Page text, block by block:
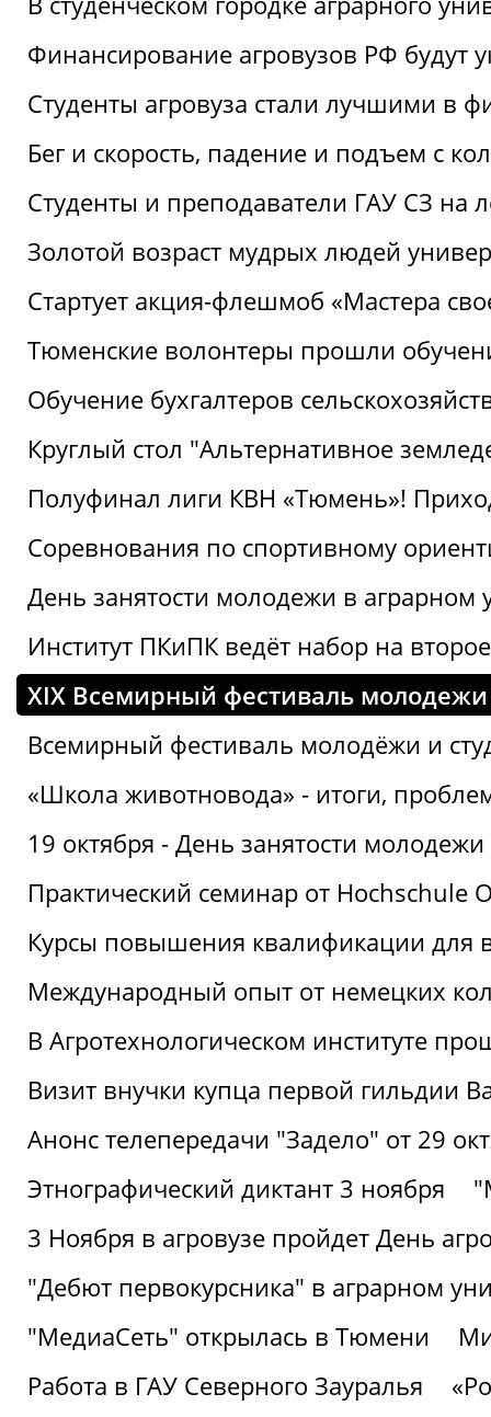
Финансирование агровузов РФ будут
Студенты агровуза стали лучшими в
Бег и скорость, падение и подъем с
Студенты и преподаватели ГАУ СЗ
Золотой возраст мудрых людей
Стартует акция-флешмоб «Мастера
Тюменские волонтеры прошли
Обучение бухгалтеров
Круглый стол "Альтернативное
Полуфинал лиги КВН «Тюмень»!
Соревнования по спортивному
День занятости молодежи в аграрном
Институт ПКиПК ведёт набор на
XIX Всемирный фестиваль
Всемирный фестиваль молодёжи и
«Школа животновода» - итоги,
19 октября - День занятости молодежи
Практический семинар от Hochschule
Курсы повышения квалификации для
Международный опыт от немецких
В Агротехнологическом институте
Визит внучки купца первой гильдии
Анонс телепередачи "Задело" от 29
Этнографический диктант 3 ноября
3 Ноября в агровузе пройдет День
"Дебют первокурсника" в аграрном
"МедиаСеть" открылась в Тюмени
Работа в ГАУ Северного Зауралья